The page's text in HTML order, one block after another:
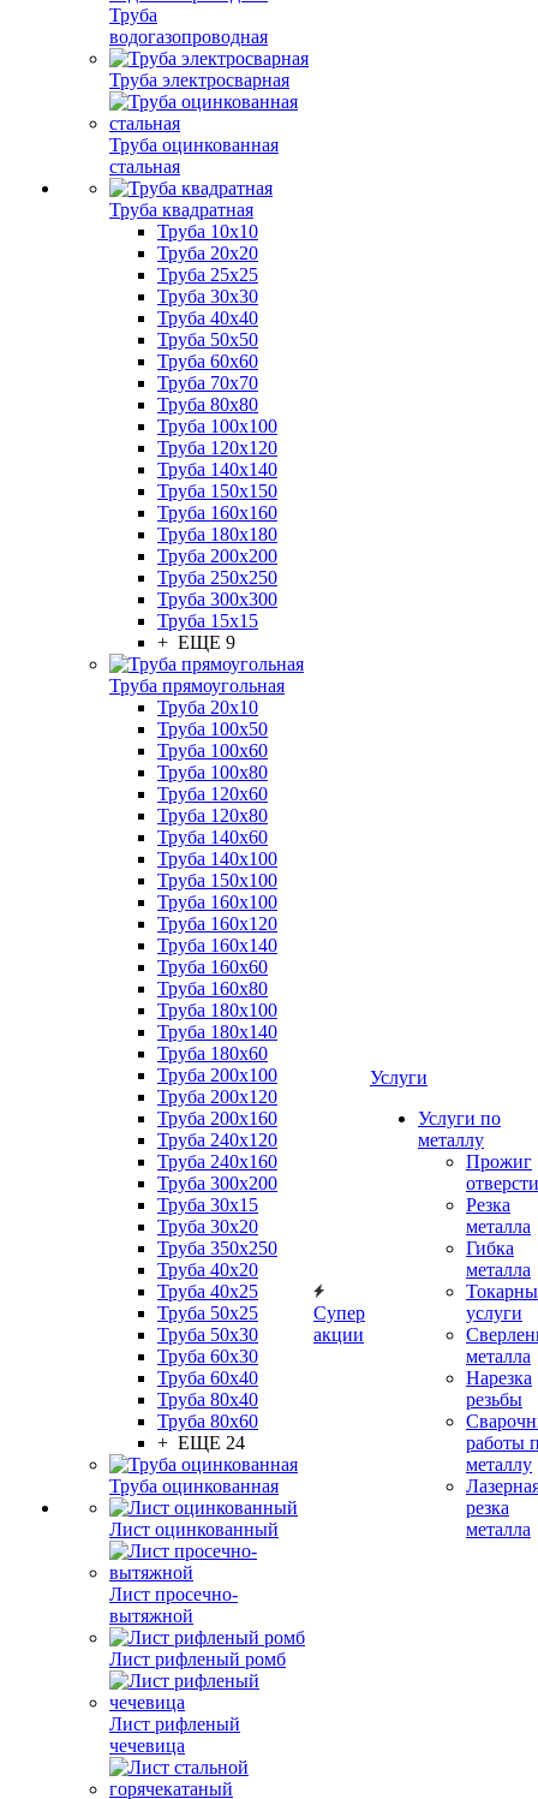
Труба
водогазопроводная
Труба электросварная
Труба оцинкованная
стальная
Труба квадратная
Труба 10x10
Труба 20x20
Труба 25x25
Труба 30x30
Труба 40x40
Труба 50x50
Труба 60x60
Труба 70x70
Труба 80x80
Труба 100x100
Труба 120x120
Труба 140x140
Труба 150x150
Труба 160x160
Труба 180x180
Труба 200x200
Труба 250x250
Труба 300x300
Труба 15x15
+ ЕЩЕ 9
Труба прямоугольная
Труба 20x10
Труба 100x50
Труба 100x60
Труба 100x80
Труба 120x60
Труба 120x80
Труба 140x60
Труба 140x100
Труба 150x100
Труба 160x100
Труба 160x120
Труба 160x140
Труба 160x60
Труба 160x80
Труба 180x100
Труба 180x140
Труба 180x60
Труба 200x100
Труба 200x120
Труба 200x160
Труба 240x120
Труба 240x160
Труба 300x200
Труба 30x15
Труба 30x20
Труба 350x250
Труба 40x20
Труба 40x25
Труба 50x25
Труба 50x30
Труба 60x30
Труба 60x40
Труба 80x40
Труба 80x60
+ ЕЩЕ 24
Труба оцинкованная
Лист оцинкованный
Лист просечно-
вытяжной
Лист рифленый ромб
Лист рифленый
чечевица
Супер
акции
Услуги
Услуги по
металлу
Прожиг
Резка
металла
Гибка
металла
услуги
металла
Нарезка
резьбы
работы
металлу
резка
металла